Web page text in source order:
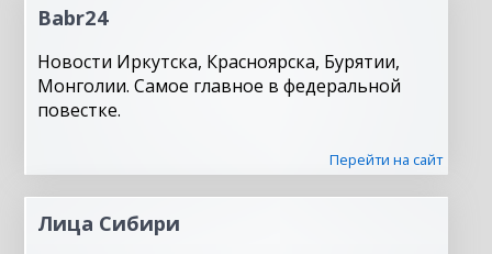
Babr24
Новости Иркутска, Красноярска, Бурятии,
Монголии. Самое главное в федеральной
повестке.
Перейти на сайт
Лица Сибири